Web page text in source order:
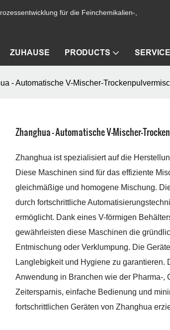
für die Feinchemikalien-,
ZUHAUSE PRODUCTS SERVICE
- Automatische V-Mischer-
Zhanghua - Automatische V-Mischer-
Zhanghua ist spezialisiert auf die
Diese Maschinen sind für das effiziente
gleichmäßige und homogene Mischung.
durch fortschrittliche
ermöglicht. Dank eines V-förmigen
gewährleisten diese Maschinen die
Entmischung oder Verklumpung. Die
Langlebigkeit und Hygiene zu
Anwendung in Branchen wie der Pharma-,
Zeitersparnis, einfache Bedienung und
fortschrittlichen Geräten von Zhanghua